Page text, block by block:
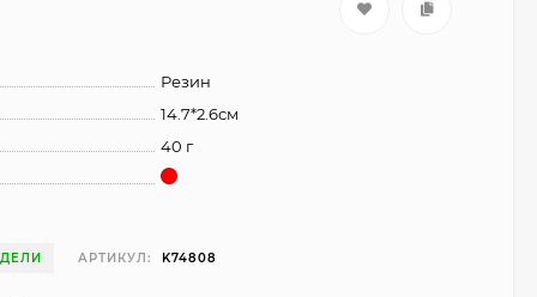
Резин
14.7*2.6см
40 г
АРТИКУЛ: K74808